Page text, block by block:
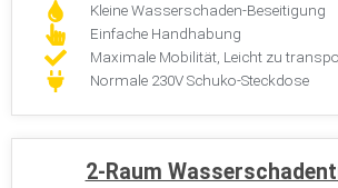
Kleine Wasserschaden-Beseitigung
Einfache Handhabung
Maximale Mobilität, Leicht zu
Normale 230V Schuko-Steckdose
2-Raum